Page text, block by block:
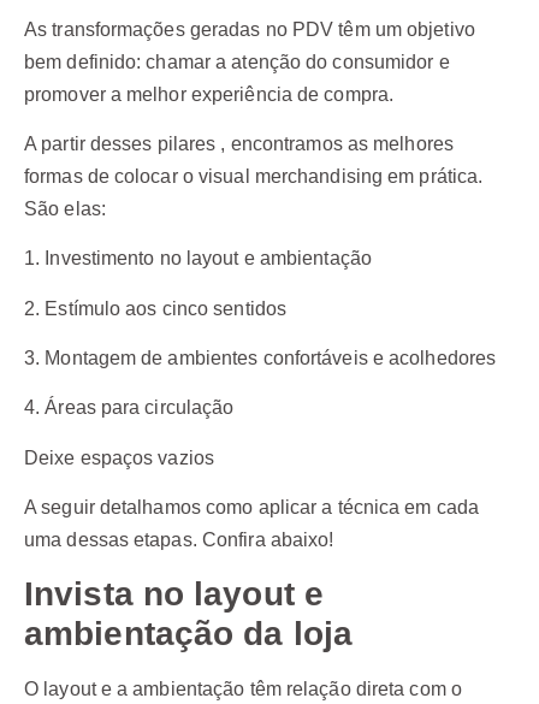
As transformações geradas no PDV têm um objetivo
bem definido: chamar a atenção do consumidor e
promover a melhor experiência de compra.
A partir desses pilares , encontramos as melhores
formas de colocar o visual merchandising em prática.
São elas:
1. Investimento no layout e ambientação
2. Estímulo aos cinco sentidos
3. Montagem de ambientes confortáveis e acolhedores
4. Áreas para circulação
Deixe espaços vazios
A seguir detalhamos como aplicar a técnica em cada
uma dessas etapas. Confira abaixo!
Invista no layout e
ambientação da loja
O layout e a ambientação têm relação direta com o